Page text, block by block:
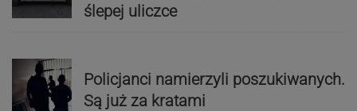
ślepej uliczce
Policjanci namierzyli poszukiwanych.
Są już za kratami